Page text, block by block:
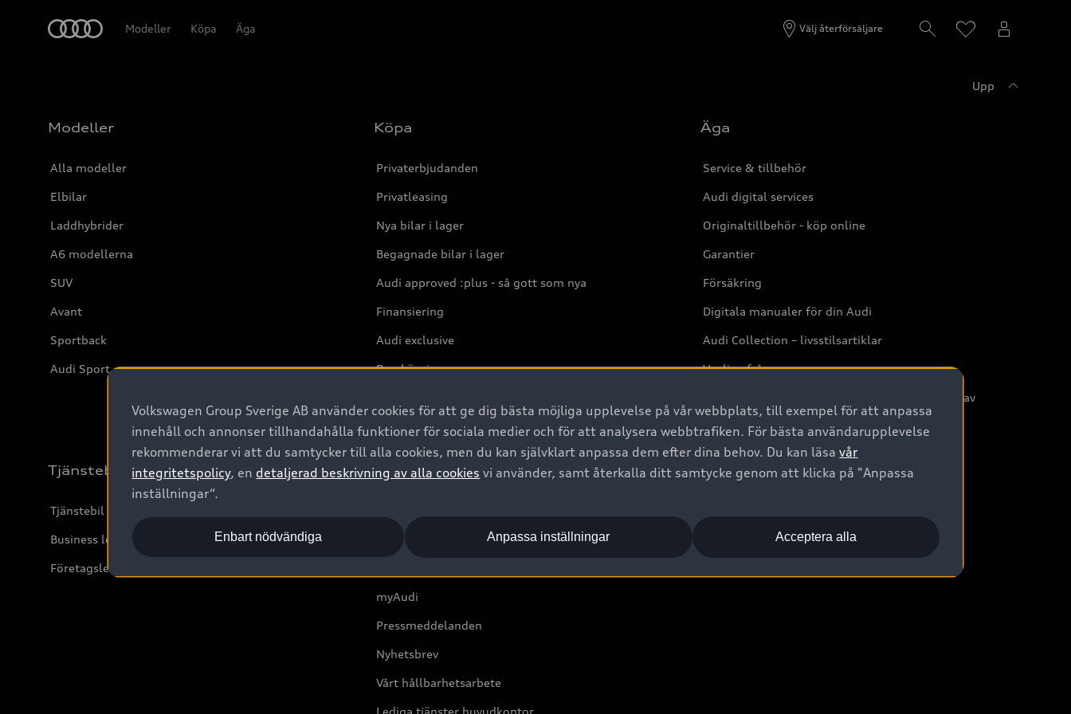
Modeller Köpa Äga Välj återförsäljare
Upp
Modeller
Alla modeller
Elbilar
Laddhybrider
A6 modellerna
SUV
Avant
Sportback
Audi Sport
Köpa
Privaterbjudanden
Privatleasing
Nya bilar i lager
Begagnade bilar i lager
Audi approved :plus - så gott som nya
Finansiering
Audi exclusive
Provkörning
Äga
Service & tillbehör
Audi digital services
Originaltillbehör - köp online
Garantier
Försäkring
Digitala manualer för din Audi
Audi Collection – livsstilsartiklar
Vanliga frågor
2G/3G nätet stängs ned - Hur påverkas min bil av
detta?
Tjänstebil
Tjänstebil
Business lease online
Företagsleasing
Om Audi Sverige
Boka Service online
myAudi
Pressmeddelanden
Nyhetsbrev
Vårt hållbarhetsarbete
Lediga tjänster huvudkontor
Volkswagen Group Sverige AB använder cookies för att ge dig bästa möjliga upplevelse på vår webbplats, till exempel för att anpassa
innehåll och annonser tillhandahålla funktioner för sociala medier och för att analysera webbtrafiken. För bästa användarupplevelse
rekommenderar vi att du samtycker till alla cookies, men du kan självklart anpassa dem efter dina behov. Du kan läsavår
integritetspolicy, en detaljerad beskrivning av alla cookies vi använder, samt återkalla ditt samtycke genom att klicka på "Anpassa
inställningar“.
Acceptera alla
Enbart nödvändiga Anpassa inställningar